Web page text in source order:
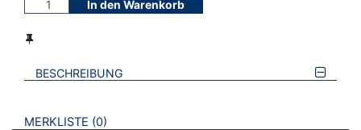
In den Warenkorb
BESCHREIBUNG
VERWEISE AUF VERMERKTE- ODER ZULETZT ANGESEHENE
MERKLISTE 0 BROSCHÜREN